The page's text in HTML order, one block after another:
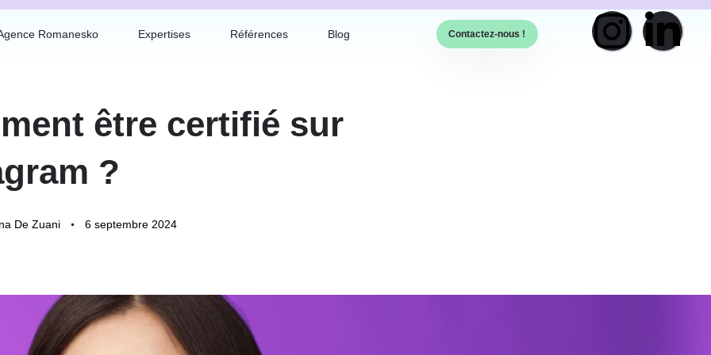
Romanesko Expertises Références Blog Contactez-nous !
être certifié sur
?
De Zuani 6 septembre 2024